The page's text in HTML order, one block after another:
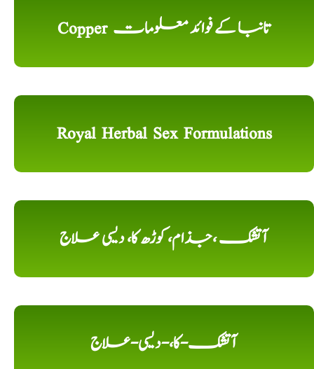
Copper تانبا کے فوائد معلومات
Royal Herbal Sex Formulations
آتشک ،جذام، کوڑھ کا، دیسی علاج
آتشک-کا،-دیسی-علاج